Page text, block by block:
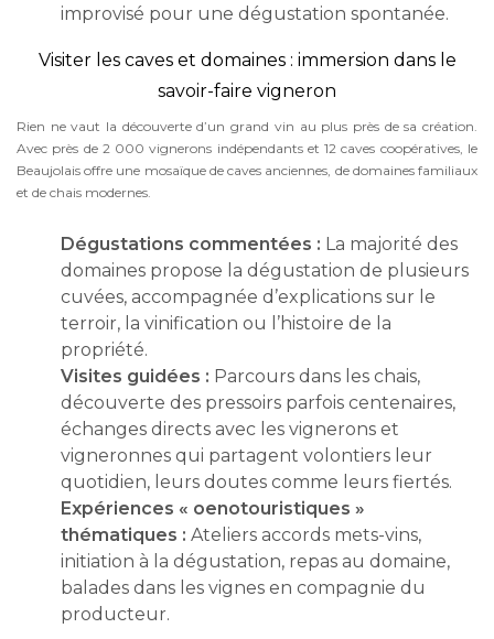
improvisé pour une dégustation spontanée.
Visiter les caves et domaines : immersion dans le
savoir-faire vigneron
Rien ne vaut la découverte d’un grand vin au plus près de sa création.
Avec près de 2 000 vignerons indépendants et 12 caves coopératives, le
Beaujolais offre une mosaïque de caves anciennes, de domaines familiaux
et de chais modernes.
Dégustations commentées : La majorité des
domaines propose la dégustation de plusieurs
cuvées, accompagnée d’explications sur le
terroir, la vinification ou l’histoire de la
propriété.
Visites guidées : Parcours dans les chais,
découverte des pressoirs parfois centenaires,
échanges directs avec les vignerons et
vigneronnes qui partagent volontiers leur
quotidien, leurs doutes comme leurs fiertés.
Expériences « oenotouristiques »
thématiques : Ateliers accords mets-vins,
initiation à la dégustation, repas au domaine,
balades dans les vignes en compagnie du
producteur.